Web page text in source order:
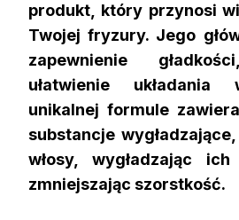
produkt, który przynosi
Twojej fryzury. Jego
zapewnienie
ułatwienie układania
unikalnej formule
substancje
włosy, wygładzając
zmniejszając szorstkość.